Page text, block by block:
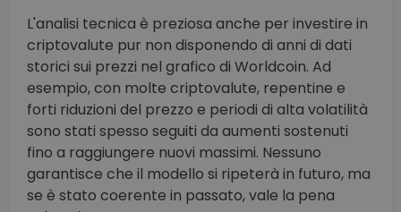
L'analisi tecnica è preziosa anche per investire in
criptovalute pur non disponendo di anni di dati
storici sui prezzi nel grafico di Worldcoin. Ad
esempio, con molte criptovalute, repentine e
forti riduzioni del prezzo e periodi di alta volatilità
sono stati spesso seguiti da aumenti sostenuti
fino a raggiungere nuovi massimi. Nessuno
garantisce che il modello si ripeterà in futuro, ma
se è stato coerente in passato, vale la pena